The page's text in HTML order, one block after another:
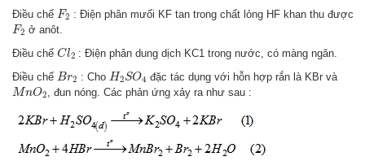
Điều chế F2
F2 : Điện phân mưối KF tan trong chất lỏng HF khan thu được
F2
F2 ở anôt.
Điều chế Cl2
Cl2
: Điện phân dung dịch KC1 trong nước, có màng ngăn.
Điều chế Br2
Br : Cho H2SO4
H2 SO đặc tác dụng với hỗn hợp rắn là KBr và
MnO2
Mn O2 , đun nóng. Các phản ứng xảy ra như sau :